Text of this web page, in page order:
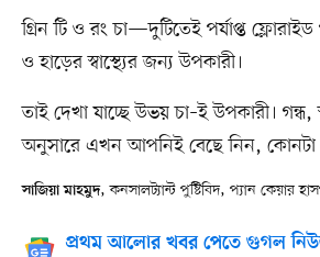
গ্রিন টি ও রং চা—দুটিতেই পর্যাপ্ত
ও হাড়ের স্বাস্থ্যের জন্য উপকারী।
তাই দেখা যাচ্ছে উভয় চা–ই উপকারী। গন্ধ,
অনুসারে এখন আপনিই বেছে নিন, কোনটা
সাজিয়া মাহমুদ, কনসালট্যান্ট পুষ্টিবিদ, প্যান কেয়ার
প্রথম আলোর খবর পেতে গুগল